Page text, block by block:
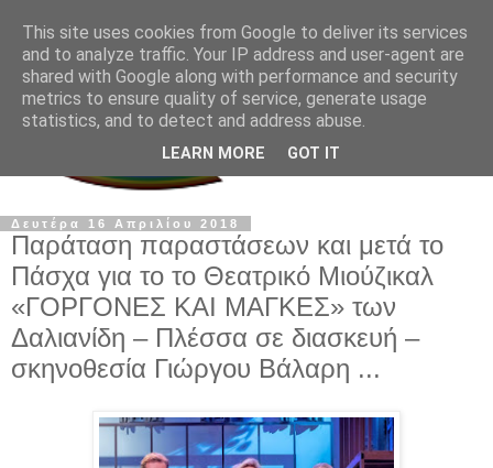
Δευτέρα 16 Απριλίου 2018
Παράταση παραστάσεων και μετά το
Πάσχα για το το Θεατρικό Μιούζικαλ
«ΓΟΡΓΟΝΕΣ ΚΑΙ ΜΑΓΚΕΣ» των
Δαλιανίδη – Πλέσσα σε διασκευή –
σκηνοθεσία Γιώργου Βάλαρη ...
This site uses cookies from Google to deliver its services
and to analyze traffic. Your IP address and user-agent are
shared with Google along with performance and security
metrics to ensure quality of service, generate usage
statistics, and to detect and address abuse.
LEARN MORE GOT IT